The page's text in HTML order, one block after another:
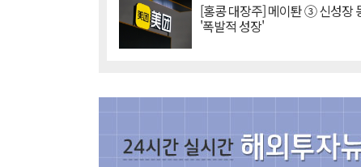
[홍콩 대장주] 메이퇀 ③ 신성장
'폭발적 성장'